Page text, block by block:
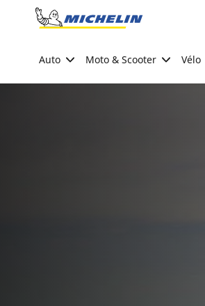
Go to page content
Auto Moto & Scooter Vélo